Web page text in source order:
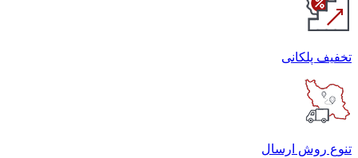
تخفیف پلکانی
تنوع روش ارسال